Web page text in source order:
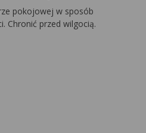
pokojowej w sposób
Chronić przed wilgocią.